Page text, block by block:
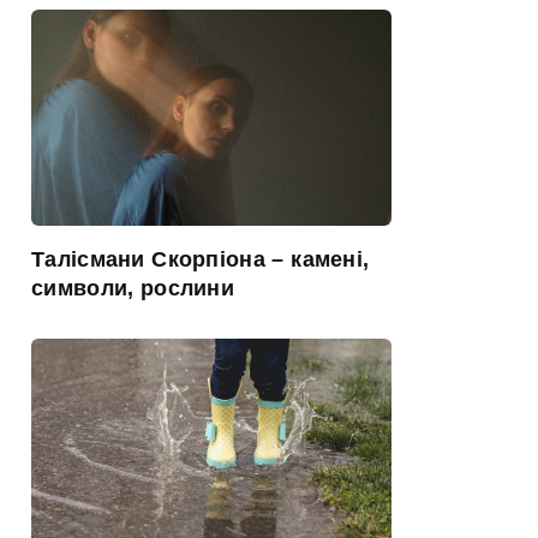
Талісмани Скорпіона – камені,
символи, рослини